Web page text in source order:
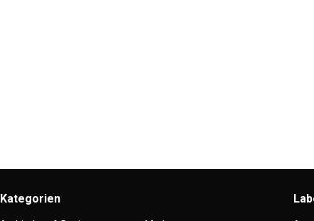
Kategorien